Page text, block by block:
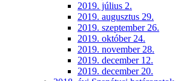
2019. július 2.
2019. augusztus 29.
2019. szeptember 26.
2019. október 24.
2019. november 28.
2019. december 12.
2019. december 20.